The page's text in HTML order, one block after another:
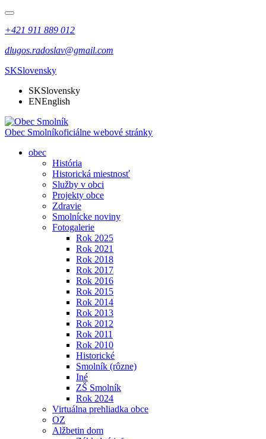
+421 911 889 012
dlugos.radoslav@gmail.com
SKSlovensky
SKSlovensky
ENEnglish
Obec Smolníkoficiálne webové stránky
obec
História
Historická miestnosť
Služby v obci
Projekty obce
Zdravie
Smolnícke noviny
Fotogalerie
Rok 2025
Rok 2021
Rok 2018
Rok 2017
Rok 2016
Rok 2015
Rok 2014
Rok 2013
Rok 2012
Rok 2011
Rok 2010
Historické
Smolník (rôzne)
Iné
ZŠ Smolník
Rok 2024
Virtuálna prehliadka obce
OZ
Alžbetin dom